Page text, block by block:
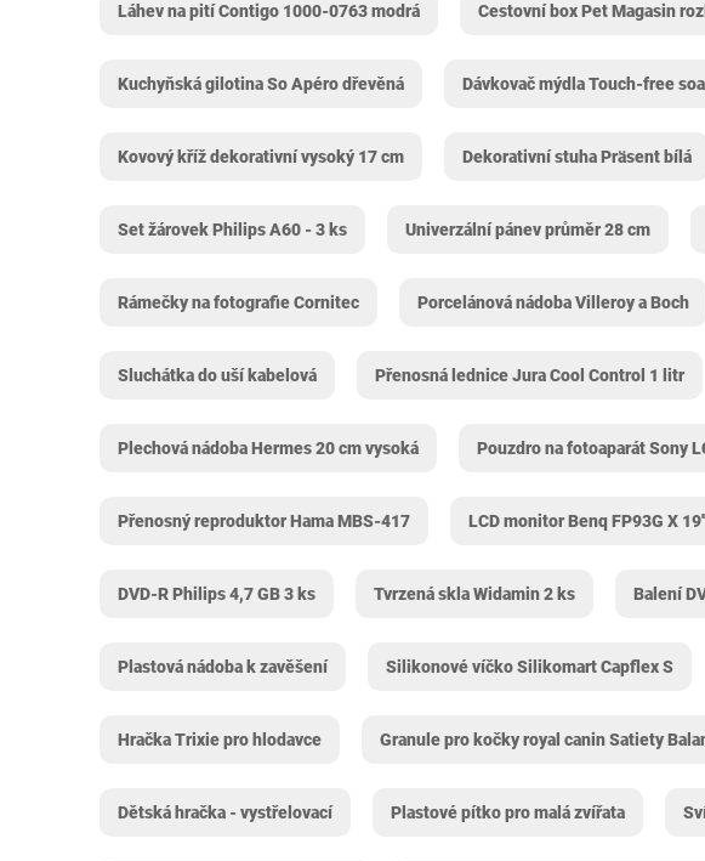
Láhev na pití Contigo 1000-0763 modrá Cestovní box Pet Magasin
Kuchyňská gilotina So Apéro dřevěná Dávkovač mýdla Touch-free
Kovový kříž dekorativní vysoký 17 cm Dekorativní stuha Präsent bílá
Set žárovek Philips A60 - 3 ks Univerzální pánev průměr 28 cm
Rámečky na fotografie Cornitec Porcelánová nádoba Villeroy a Boch
Sluchátka do uší kabelová Přenosná lednice Jura Cool Control 1 litr
Plechová nádoba Hermes 20 cm vysoká Pouzdro na fotoaparát Sony
Přenosný reproduktor Hama MBS-417 LCD monitor Benq FP93G X 19''
DVD-R Philips 4,7 GB 3 ks Tvrzená skla Widamin 2 ks Balení
Plastová nádoba k zavěšení Silikonové víčko Silikomart Capflex S
Hračka Trixie pro hlodavce Granule pro kočky royal canin Satiety
Dětská hračka - vystřelovací Plastové pítko pro malá zvířata